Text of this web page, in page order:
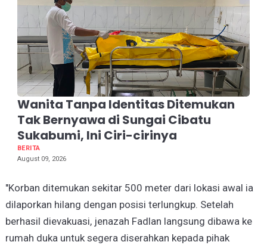
Wanita Tanpa Identitas Ditemukan
Tak Bernyawa di Sungai Cibatu
Sukabumi, Ini Ciri-cirinya
BERITA
August 09, 2026
"Korban ditemukan sekitar 500 meter dari lokasi awal ia
dilaporkan hilang dengan posisi terlungkup. Setelah
berhasil dievakuasi, jenazah Fadlan langsung dibawa ke
rumah duka untuk segera diserahkan kepada pihak